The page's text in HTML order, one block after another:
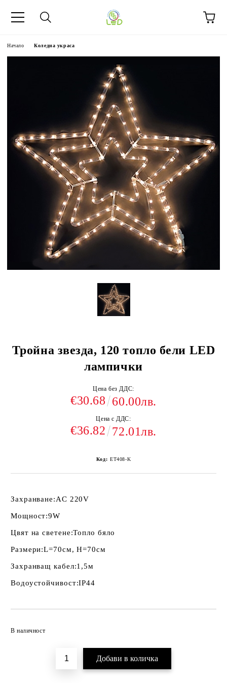
Начало Коледна украса
Тройна звезда, 120 топло бели LED
лампички
Цена без ДДС:
€30.68 60.00лв.
Цена с ДДС:
€36.82 72.01лв.
Код: ET408-K
Захранване:AC 220V
Мощност:9W
Цвят на светене:Топло бяло
Размери:L=70см, H=70см
Захранващ кабел:1,5м
Водоустойчивост:IP44
В наличност